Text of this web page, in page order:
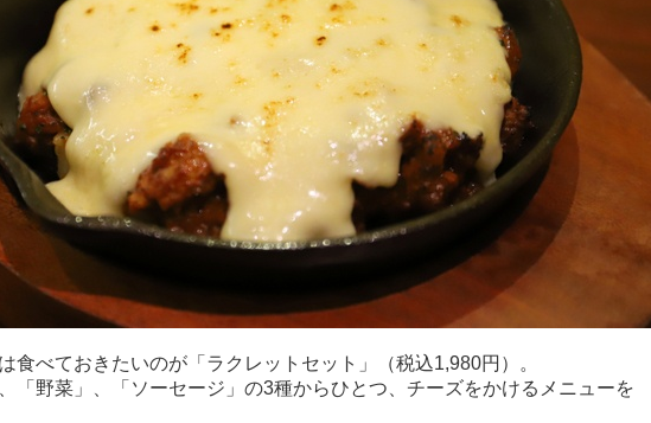
食べておきたいのが「ラクレットセット」（税込1,980円）。
「野菜」、「ソーセージ」の3種からひとつ、チーズをかけるメニューを